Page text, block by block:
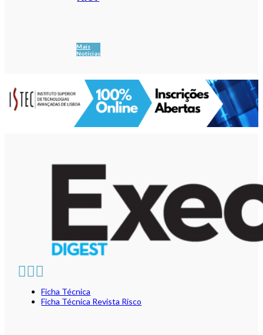
Mais
Notícias
Ficha Técnica
Ficha Técnica Revista Risco